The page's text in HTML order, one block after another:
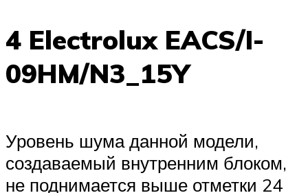
4 Electrolux EACS/I-
09HM/N3_15Y
Уровень шума данной модели,
создаваемый внутренним блоком,
не поднимается выше отметки 24